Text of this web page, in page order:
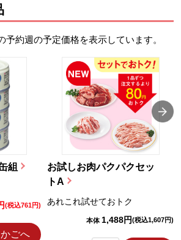
約週の予定価格を表示しています。
組
(税込761円)
かごへ
お試しお肉パクパクセッ
トA
あれこれ試せておトク
本体 1,488円(税込1,607円)